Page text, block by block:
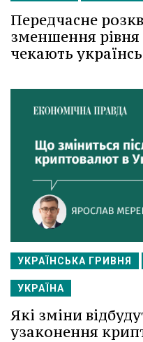
Передчасне
зменшення рівня
чекають
УКРАЇНСЬКА ГРИВНЯ
УКРАЇНА
Які зміни
узаконення